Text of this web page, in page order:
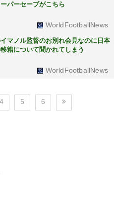
パーセーブがこちら
WorldFootballNews
マノル監督のお別れ会見なのに日本
籍について聞かれてしまう
WorldFootballNews
4 5 6